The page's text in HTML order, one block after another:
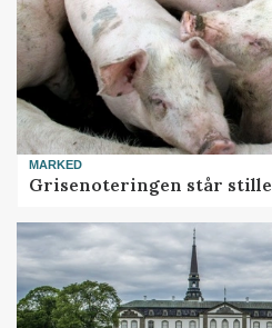
MARKED
Grisenoteringen står stille